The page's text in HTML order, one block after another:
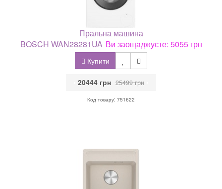
Пральна машина
BOSCH WAN28281UA Ви заощаджуєте: 5055 грн
Купити
20444 грн 25499 грн
Код товару: 751622